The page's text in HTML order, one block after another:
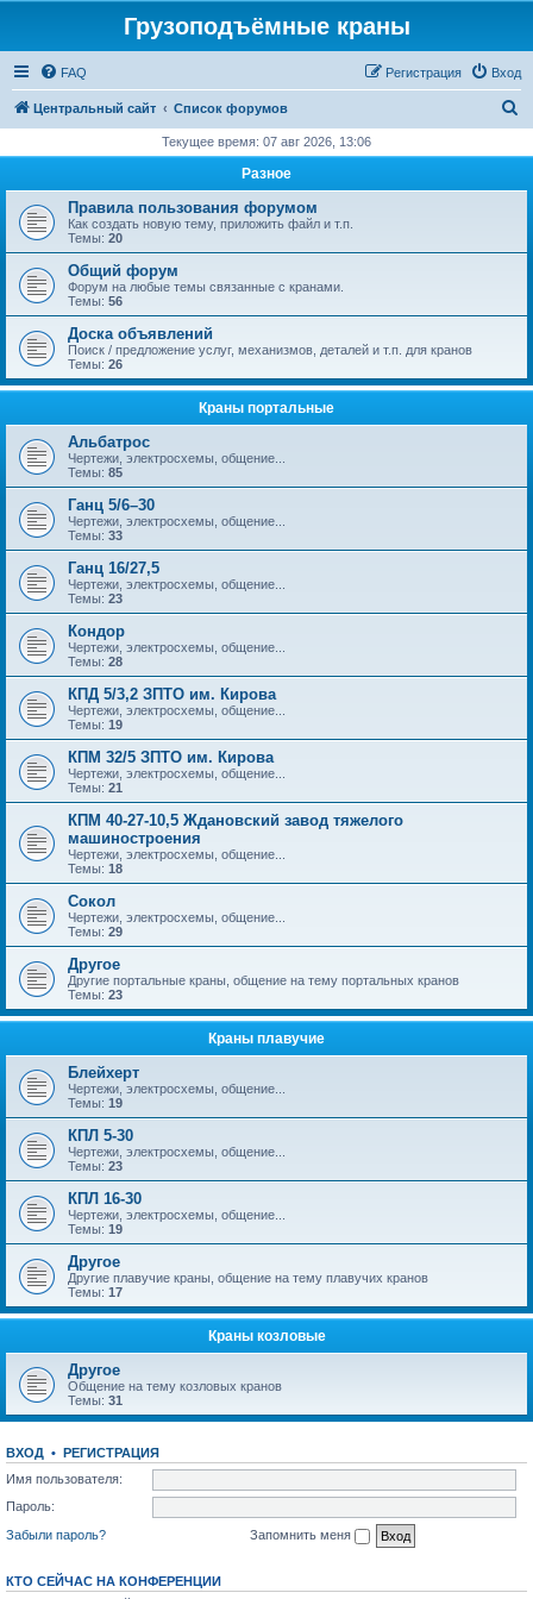
Грузоподъёмные краны
FAQ Вход
Регистрация
Центральный сайт Список форумов
с
Текущее время: 07 авг 2026, 13:06
Разное
Правила пользования форумом
Как создать новую тему, приложить файл и т.п.
Темы: 20
Общий форум
Форум на любые темы связанные с кранами.
Темы: 56
Доска объявлений
Поиск / предложение услуг, механизмов, деталей и т.п. для кранов
Темы: 26
Краны портальные
Альбатрос
Чертежи, электросхемы, общение...
Темы: 85
Ганц 5/6–30
Чертежи, электросхемы, общение...
Темы: 33
Ганц 16/27,5
Чертежи, электросхемы, общение...
Темы: 23
Кондор
Чертежи, электросхемы, общение...
Темы: 28
КПД 5/3,2 ЗПТО им. Кирова
Чертежи, электросхемы, общение...
Темы: 19
КПМ 32/5 ЗПТО им. Кирова
Чертежи, электросхемы, общение...
Темы: 21
КПМ 40-27-10,5 Ждановский завод тяжелого
машиностроения
Чертежи, электросхемы, общение...
Темы: 18
Сокол
Чертежи, электросхемы, общение...
Темы: 29
Другое
Другие портальные краны, общение на тему портальных кранов
Темы: 23
Краны плавучие
Блейхерт
Чертежи, электросхемы, общение...
Темы: 19
КПЛ 5-30
Чертежи, электросхемы, общение...
Темы: 23
КПЛ 16-30
Чертежи, электросхемы, общение...
Темы: 19
Другое
Другие плавучие краны, общение на тему плавучих кранов
Темы: 17
Краны козловые
Другое
Общение на тему козловых кранов
Темы: 31
ВХОД • РЕГИСТРАЦИЯ
Имя пользователя:
Пароль:
Забыли пароль?
Запомнить меня
КТО СЕЙЧАС НА КОНФЕРЕНЦИИ